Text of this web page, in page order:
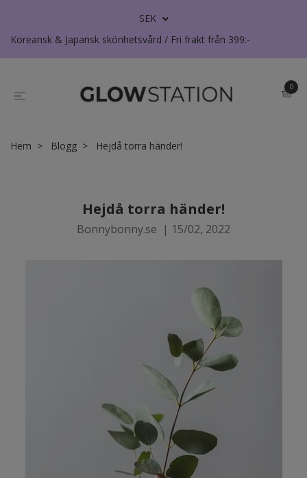
SEK
Koreansk & Japansk skönhetsvård / Fri frakt från 399:-
0
Hem Blogg Hejdå torra händer!
Hejdå torra händer!
Bonnybonny.se | 15/02, 2022